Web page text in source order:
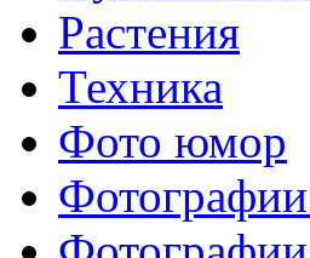
Растения
Техника
Фото юмор